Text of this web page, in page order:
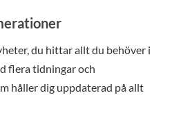
du hittar allt du behöver i
flera tidningar och
håller dig uppdaterad på allt